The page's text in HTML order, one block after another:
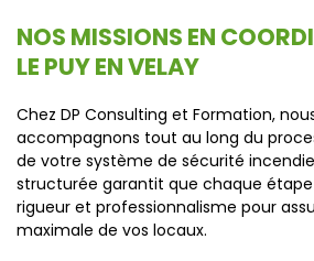
NOS MISSIONS EN
LE PUY EN VELAY
Chez DP Consulting et Formation,
accompagnons tout au long du
de votre système de sécurité
structurée garantit que chaque
rigueur et professionnalisme pour
maximale de vos locaux.